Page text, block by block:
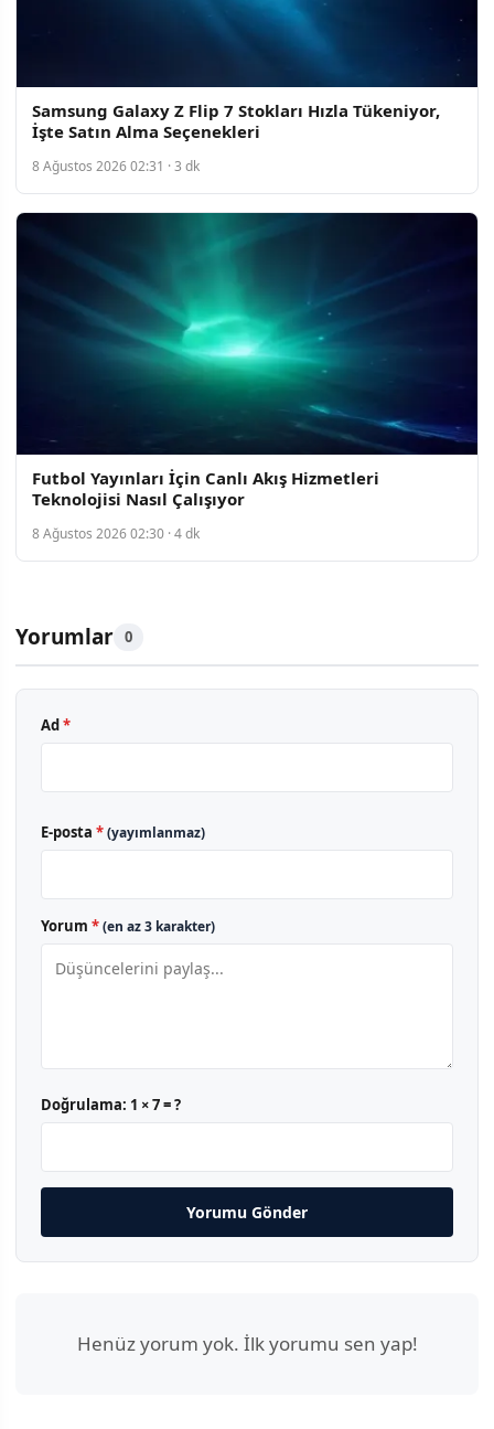
Samsung Galaxy Z Flip 7 Stokları Hızla Tükeniyor,
İşte Satın Alma Seçenekleri
8 Ağustos 2026 02:31 · 3 dk
Futbol Yayınları İçin Canlı Akış Hizmetleri
Teknolojisi Nasıl Çalışıyor
8 Ağustos 2026 02:30 · 4 dk
Yorumlar 0
Ad *
E-posta *(yayımlanmaz)
Yorum *(en az 3 karakter)
Doğrulama: 1 × 7 = ?
Yorumu Gönder
Henüz yorum yok. İlk yorumu sen yap!